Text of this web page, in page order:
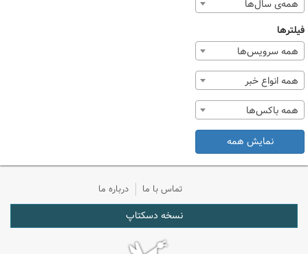
همه‌ی سال‌ها
فیلترها
همه سرویس‌ها
همه انواع خبر
همه باکس‌ها
نمایش همه
تماس با ما درباره ما
نسخه دسکتاپ